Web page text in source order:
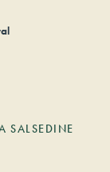
SALSEDINE